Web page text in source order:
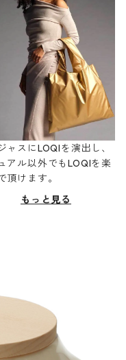
ャスにLOQIを演出し、
アル以外でもLOQIを楽
頂けます。
もっと見る